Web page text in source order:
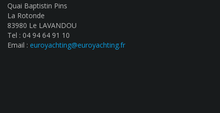
Quai Baptistin Pins
La Rotonde
83980 Le LAVANDOU
Tel : 04 94 64 91 10
Email : euroyachting@euroyachting.fr